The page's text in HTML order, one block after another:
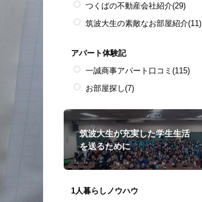
つくばの不動産会社紹介(29)
筑波大生の素敵なお部屋紹介(11)
アパート体験記
一誠商事アパート口コミ (115)
お部屋探し(7)
筑波大生が充実した学生生活
を送るために
1人暮らしノウハウ